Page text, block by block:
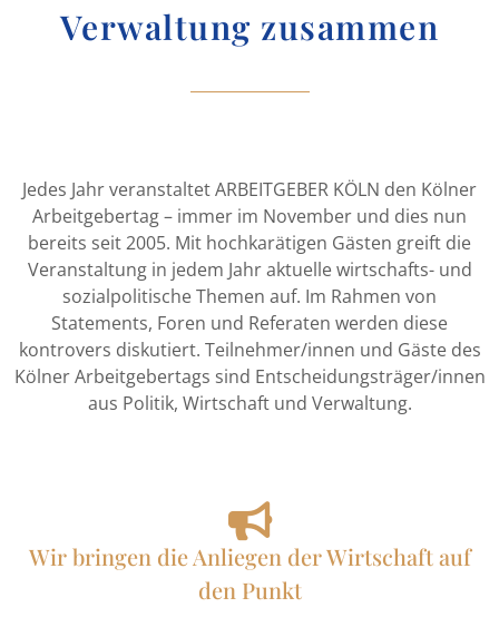
Verwaltung zusammen
Jedes Jahr veranstaltet ARBEITGEBER KÖLN den Kölner
Arbeitgebertag – immer im November und dies nun
bereits seit 2005. Mit hochkarätigen Gästen greift die
Veranstaltung in jedem Jahr aktuelle wirtschafts- und
sozialpolitische Themen auf. Im Rahmen von
Statements, Foren und Referaten werden diese
kontrovers diskutiert. Teilnehmer/innen und Gäste des
Kölner Arbeitgebertags sind Entscheidungsträger/innen
aus Politik, Wirtschaft und Verwaltung.
Wir bringen die Anliegen der Wirtschaft auf
den Punkt